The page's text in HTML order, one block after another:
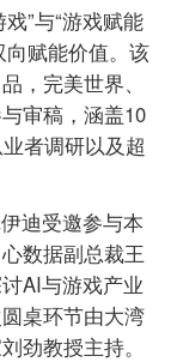
”与“游戏赋能
向赋能价值。该
，完美世界、
审稿，涵盖10
者调研以及超
迪受邀参与本
数据副总裁王
AI与游戏产业
桌环节由大湾
劲教授主持。